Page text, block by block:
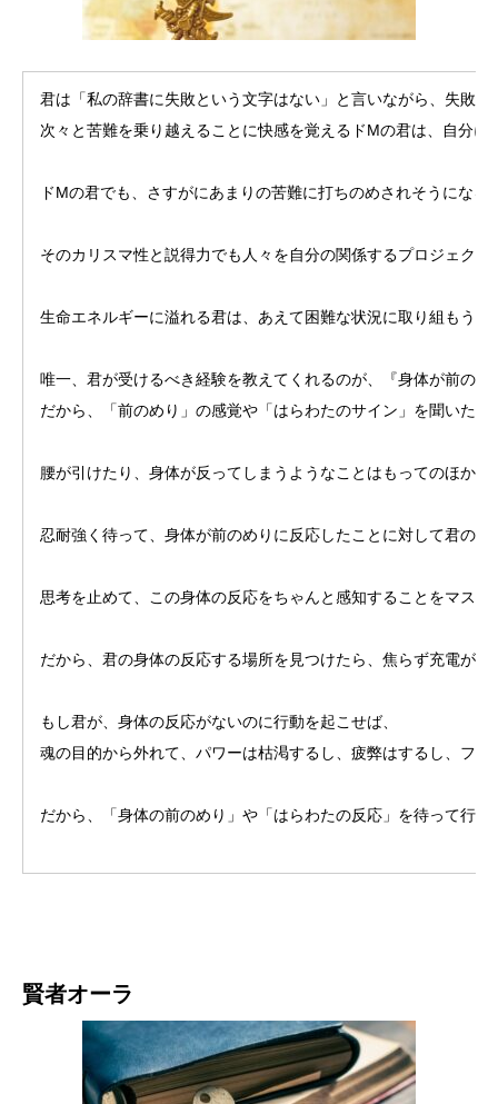
君は「私の辞書に失敗という文字はない」と言いながら、失敗
次々と苦難を乗り越えることに快感を覚えるドMの君は、自分
ドMの君でも、さすがにあまりの苦難に打ちのめされそうにな
そのカリスマ性と説得力でも人々を自分の関係するプロジェク
生命エネルギーに溢れる君は、あえて困難な状況に取り組もう
唯一、君が受けるべき経験を教えてくれるのが、『身体が前の
だから、「前のめり」の感覚や「はらわたのサイン」を聞いた
腰が引けたり、身体が反ってしまうようなことはもってのほか
忍耐強く待って、身体が前のめりに反応したことに対して君の
思考を止めて、この身体の反応をちゃんと感知することをマス
だから、君の身体の反応する場所を見つけたら、焦らず充電が
もし君が、身体の反応がないのに行動を起こせば、
魂の目的から外れて、パワーは枯渇するし、疲弊はするし、フ
だから、「身体の前のめり」や「はらわたの反応」を待って行
賢者オーラ